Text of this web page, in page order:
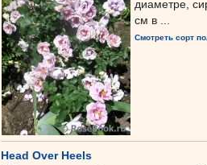
диаметре,
см в ...
Смотреть сорт
Head Over Heels